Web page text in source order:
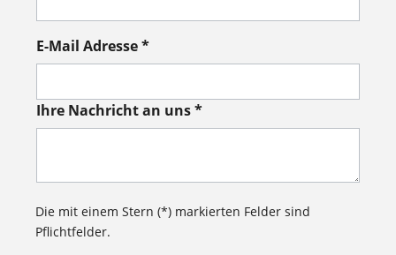
E-Mail Adresse *
Ihre Nachricht an uns *
Die mit einem Stern (*) markierten Felder sind
Pflichtfelder.